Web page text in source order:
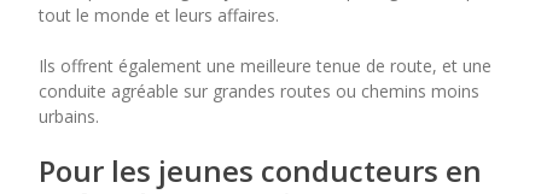
tout le monde et leurs affaires.
Ils offrent également une meilleure tenue de route, et une
conduite agréable sur grandes routes ou chemins moins
urbains.
Pour les jeunes conducteurs en